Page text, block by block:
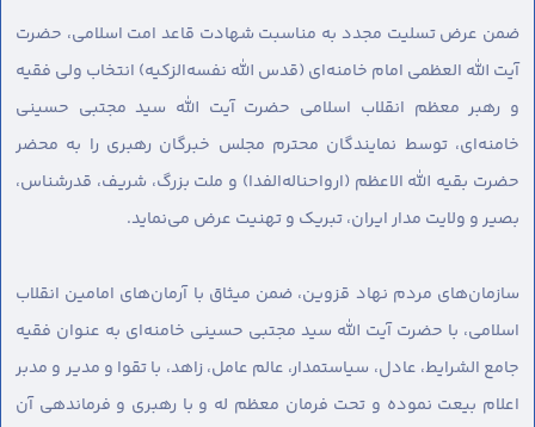
ضمن عرض تسلیت مجدد به مناسبت شهادت قاعد امت اسلامی، حضرت
آیت الله العظمی امام خامنه‌ای (قدس الله نفسه‌الزکیه) انتخاب ولی فقیه
و رهبر معظم انقلاب اسلامی حضرت آیت الله سید مجتبی حسینی
خامنه‌ای، توسط نمایندگان محترم مجلس خبرگان رهبری را به محضر
حضرت بقیه الله الاعظم (ارواحناله‌الفدا) و ملت بزرگ، شریف، قدرشناس،
بصیر و ولایت مدار ایران، تبریک و تهنیت عرض می‌نماید.
سازمان‌های مردم نهاد قزوین، ضمن میثاق با آرمان‌های امامین انقلاب
اسلامی، با حضرت آیت الله سید مجتبی حسینی خامنه‌ای به عنوان فقیه
جامع الشرایط، عادل، سیاستمدار، عالم عامل، زاهد، با تقوا و مدیر و مدبر
اعلام بیعت نموده و تحت فرمان معظم له و با رهبری و فرماندهی آن